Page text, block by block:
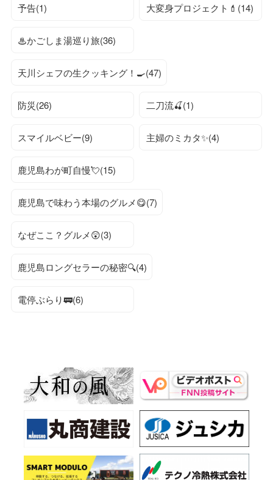
予告(1) 大変身プロジェクト💄(14)
♨かごしま湯巡り旅(36)
天川シェフの生クッキング！🍳(47)
防災(26) 二刀流🍒(1)
スマイルベビー(9) 主婦のミカタ✨(4)
鹿児島わが町自慢💘(15)
鹿児島で味わう本場のグルメ😋(7)
なぜここ？グルメ😲(3)
鹿児島ロングセラーの秘密🔍(4)
電停ぶらり🚃(6)